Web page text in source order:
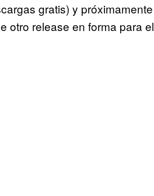
gratis) y próximamente
otro release en forma para el